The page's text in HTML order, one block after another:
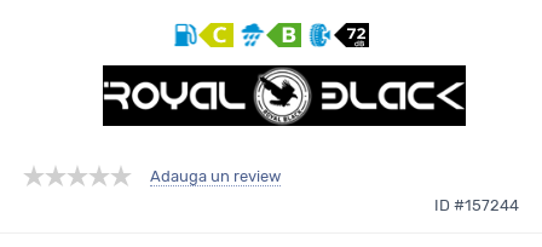
Adauga un review
ID #157244